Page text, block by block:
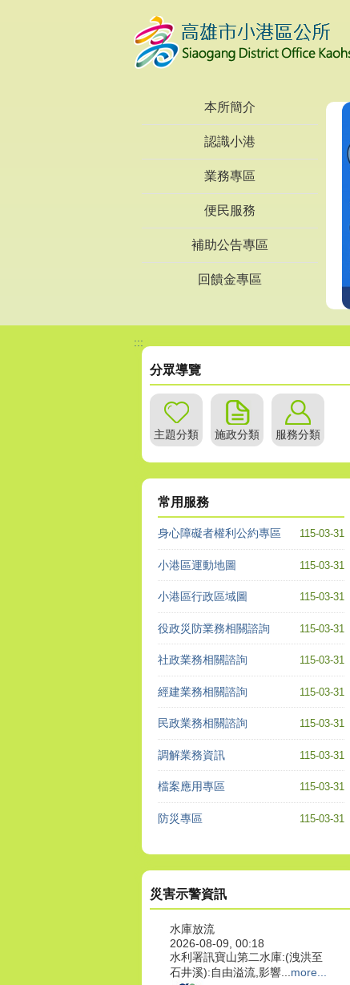
本所簡介
認識小港
業務專區
便民服務
補助公告專區
回饋金專區
:::
分眾導覽
主題分類 施政分類 服務分類
常用服務
115-03-31
身心障礙者權利公約專區
115-03-31
小港區運動地圖
115-03-31
小港區行政區域圖
115-03-31
役政災防業務相關諮詢
115-03-31
社政業務相關諮詢
115-03-31
經建業務相關諮詢
115-03-31
民政業務相關諮詢
115-03-31
調解業務資訊
115-03-31
檔案應用專區
115-03-31
防災專區
災害示警資訊
水庫放流
2026-08-09, 00:18
水利署訊寶山第二水庫:(洩洪至
石井溪):自由溢流,影響...more...